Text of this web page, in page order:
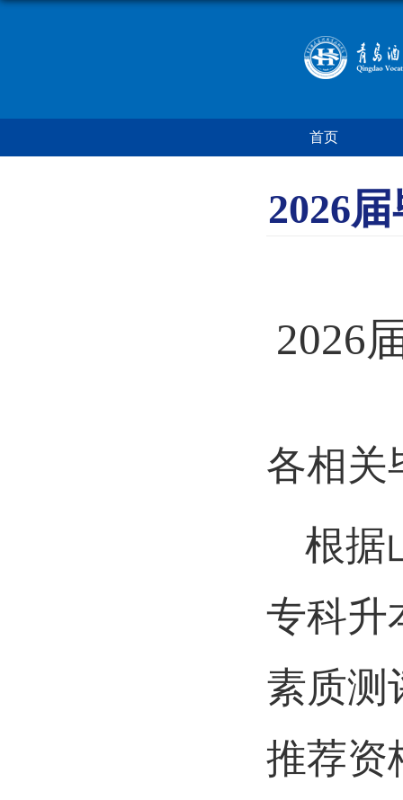
首页
2026
2026
各相关
根据
专科升
素质测
推荐资